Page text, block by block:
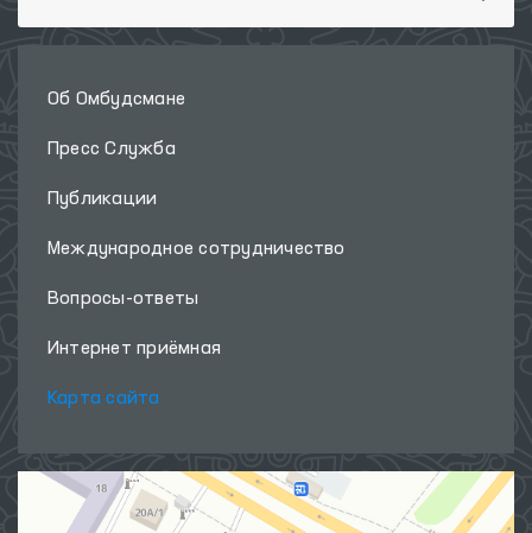
Об Омбудсмане
Пресс Служба
Публикации
Международное сотрудничество
Вопросы-ответы
Интернет приёмная
Карта сайта